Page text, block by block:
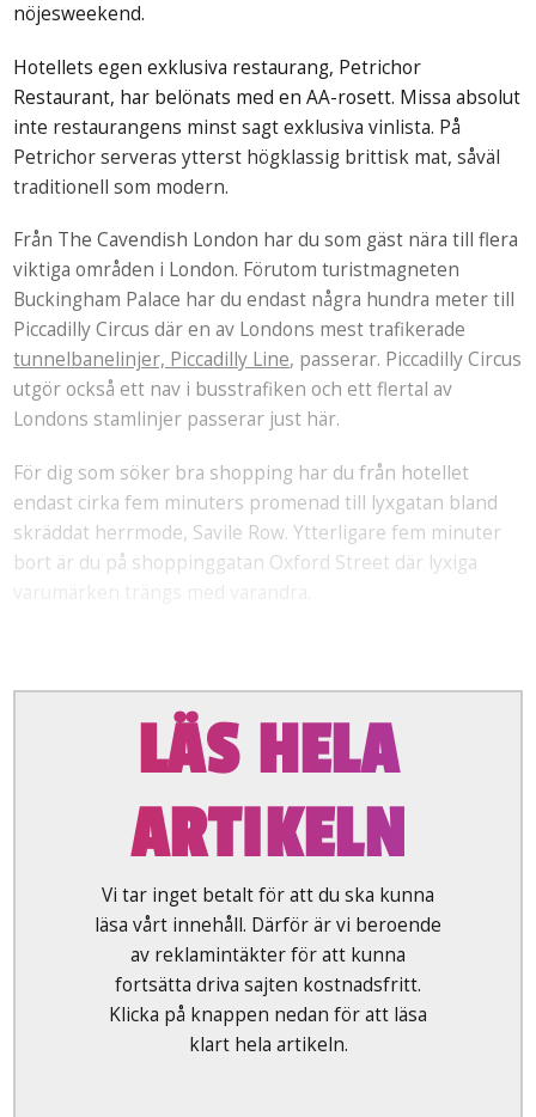
nöjesweekend.
Hotellets egen exklusiva restaurang, Petrichor
Restaurant, har belönats med en AA-rosett. Missa absolut
inte restaurangens minst sagt exklusiva vinlista. På
Petrichor serveras ytterst högklassig brittisk mat, såväl
traditionell som modern.
Från The Cavendish London har du som gäst nära till flera
viktiga områden i London. Förutom turistmagneten
Buckingham Palace har du endast några hundra meter till
Piccadilly Circus där en av Londons mest trafikerade
tunnelbanelinjer, Piccadilly Line, passerar. Piccadilly Circus
utgör också ett nav i busstrafiken och ett flertal av
Londons stamlinjer passerar just här.
För dig som söker bra shopping har du från hotellet
endast cirka fem minuters promenad till lyxgatan bland
skräddat herrmode, Savile Row. Ytterligare fem minuter
bort är du på shoppinggatan Oxford Street där lyxiga
varumärken trängs med varandra.
LÄS HELA
ARTIKELN
Vi tar inget betalt för att du ska kunna
läsa vårt innehåll. Därför är vi beroende
av reklamintäkter för att kunna
fortsätta driva sajten kostnadsfritt.
Klicka på knappen nedan för att läsa
klart hela artikeln.